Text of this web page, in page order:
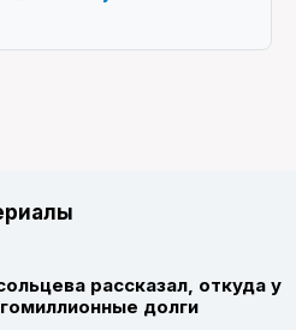
рассказал, откуда у
долги